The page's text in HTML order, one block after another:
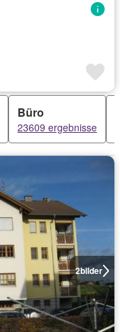
Büro
23609 ergebnisse
2bilder